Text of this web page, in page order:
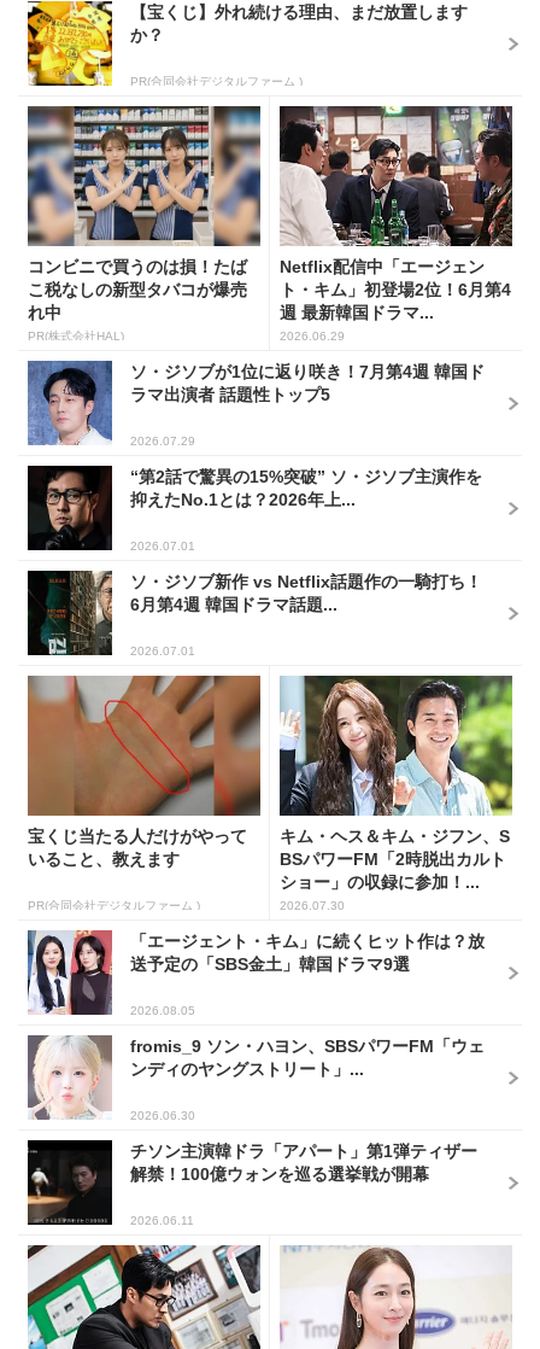
【宝くじ】外れ続ける理由、まだ放置します
か？
PR(合同会社デジタルファーム )
コンビニで買うのは損！たば
こ税なしの新型タバコが爆売
れ中
PR(株式会社HAL)
Netflix配信中「エージェン
ト・キム」初登場2位！6月第4
週 最新韓国ドラマ...
2026.06.29
ソ・ジソブが1位に返り咲き！7月第4週 韓国ド
ラマ出演者 話題性トップ5
2026.07.29
“第2話で驚異の15%突破” ソ・ジソブ主演作を
抑えたNo.1とは？2026年上...
2026.07.01
ソ・ジソブ新作 vs Netflix話題作の一騎打ち！
6月第4週 韓国ドラマ話題...
2026.07.01
宝くじ当たる人だけがやって
いること、教えます
PR(合同会社デジタルファーム )
キム・ヘス＆キム・ジフン、S
BSパワーFM「2時脱出カルト
ショー」の収録に参加！...
2026.07.30
「エージェント・キム」に続くヒット作は？放
送予定の「SBS金土」韓国ドラマ9選
2026.08.05
fromis_9 ソン・ハヨン、SBSパワーFM「ウェ
ンディのヤングストリート」...
2026.06.30
チソン主演韓ドラ「アパート」第1弾ティザー
解禁！100億ウォンを巡る選挙戦が開幕
2026.06.11